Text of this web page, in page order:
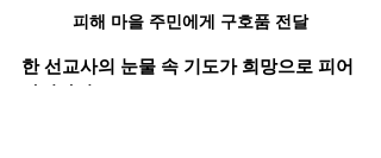
피해 마을 주민에게 구호품 전달
한 선교사의 눈물 속 기도가 희망으로 피어
나기까지...